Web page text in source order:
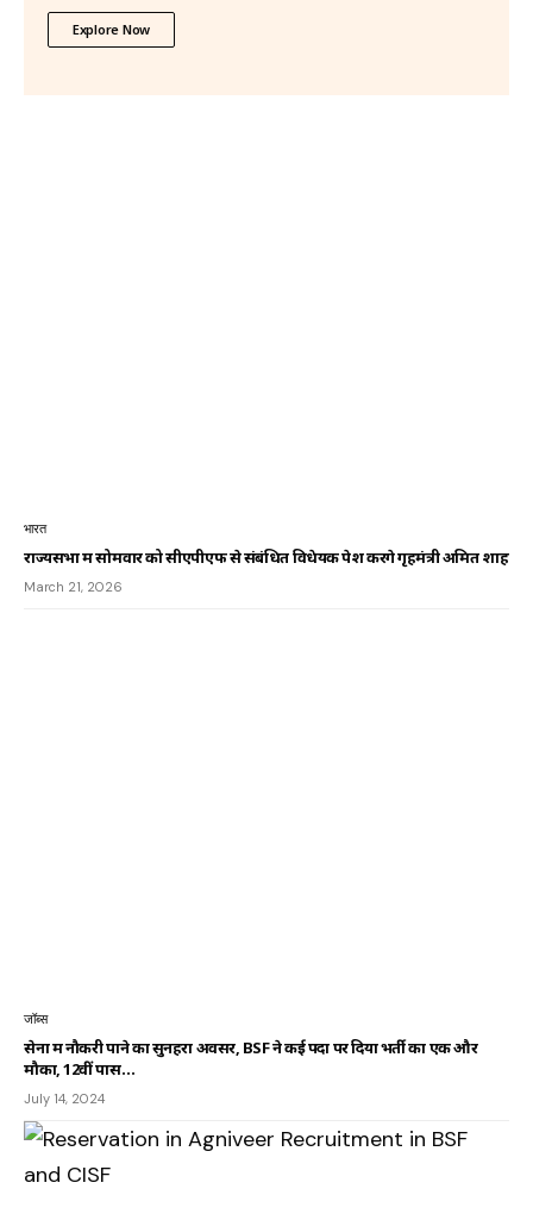
Explore Now
भारत
राज्यसभा में सोमवार को सीएपीएफ से संबंधित विधेयक पेश करेंगे गृहमंत्री अमित शाह
March 21, 2026
जॉब्स
सेना में नौकरी पाने का सुनहरा अवसर, BSF ने कई पदों पर दिया भर्ती का एक और
मौका, 12वीं पास…
July 14, 2024